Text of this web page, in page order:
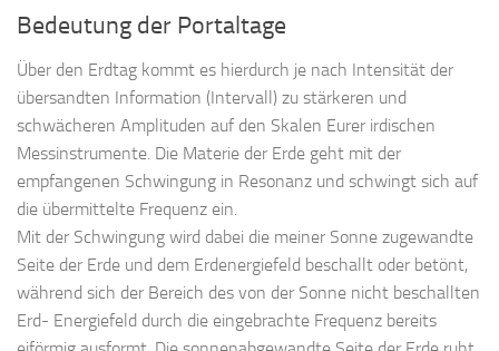
Bedeutung der Portaltage
Über den Erdtag kommt es hierdurch je nach Intensität der
übersandten Information (Intervall) zu stärkeren und
schwächeren Amplituden auf den Skalen Eurer irdischen
Messinstrumente. Die Materie der Erde geht mit der
empfangenen Schwingung in Resonanz und schwingt sich auf
die übermittelte Frequenz ein.
Mit der Schwingung wird dabei die meiner Sonne zugewandte
Seite der Erde und dem Erdenergiefeld beschallt oder betönt,
während sich der Bereich des von der Sonne nicht beschallten
Erd- Energiefeld durch die eingebrachte Frequenz bereits